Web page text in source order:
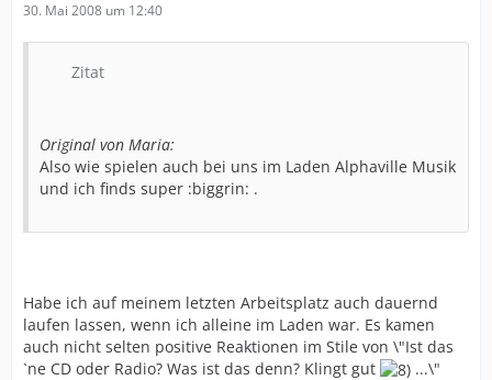
30. Mai 2008 um 12:40
Zitat
Original von Maria:
Also wie spielen auch bei uns im Laden Alphaville Musik
und ich finds super :biggrin: .
Habe ich auf meinem letzten Arbeitsplatz auch dauernd
laufen lassen, wenn ich alleine im Laden war. Es kamen
auch nicht selten positive Reaktionen im Stile von \"Ist das
`ne CD oder Radio? Was ist das denn? Klingt gut
...\"